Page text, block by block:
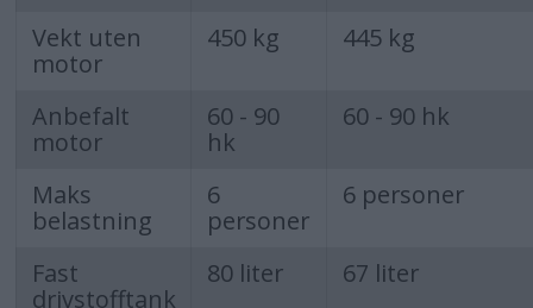
Vekt uten
motor
450 kg 445 kg
Anbefalt
motor
60 - 90
hk
60 - 90 hk
Maks
belastning
6
personer
6 personer
Fast
drivstofftank
80 liter 67 liter